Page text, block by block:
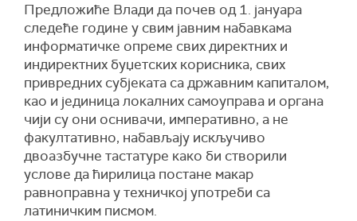
Предложиће Влади да почев од 1. јануара
следеће године у свим јавним набавкама
информатичке опреме свих директних и
индиректних буџетских корисника, свих
привредних субјеката са државним капиталом,
као и јединица локалних самоуправа и органа
чији су они оснивачи, императивно, а не
факултативно, набављају искључиво
двоазбучне тастатуре како би створили
услове да ћирилица постане макар
равноправна у техничкој употреби са
латиничким писмом.